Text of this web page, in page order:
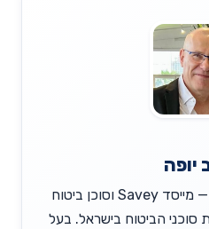
יופה
זאב יופה, בן 63 מחדרה — מייסד Savey וסוכן ביטוח
סוכני הביטוח בישראל. בעל